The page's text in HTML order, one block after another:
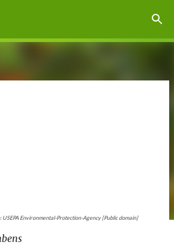
USEPA Environmental-Protection-Agency [Public domain]